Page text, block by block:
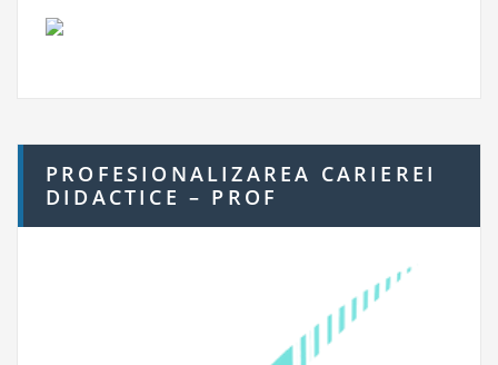
PROFESIONALIZAREA CARIEREI
DIDACTICE – PROF